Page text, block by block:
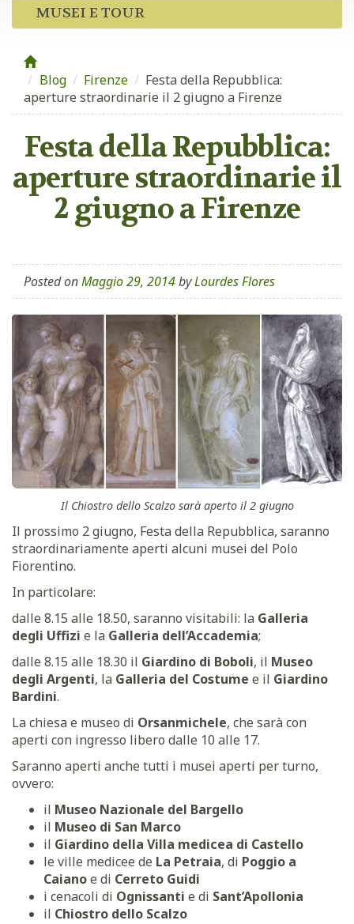
MUSEI E TOUR
Blog / Firenze / Festa della Repubblica:
aperture straordinarie il 2 giugno a Firenze
Festa della Repubblica:
aperture straordinarie il
2 giugno a Firenze
Posted onMaggio 29, 2014byLourdes Flores
Il Chiostro dello Scalzo sarà aperto il 2 giugno
Il prossimo 2 giugno, Festa della Repubblica, saranno
straordinariamente aperti alcuni musei del Polo
Fiorentino.
In particolare:
dalle 8.15 alle 18.50, saranno visitabili: la Galleria
degli Uffizi e la Galleria dell’Accademia;
dalle 8.15 alle 18.30 il Giardino di Boboli, il Museo
degli Argenti, la Galleria del Costume e il Giardino
Bardini.
La chiesa e museo di Orsanmichele, che sarà con
aperti con ingresso libero dalle 10 alle 17.
Saranno aperti anche tutti i musei aperti per turno,
ovvero:
il Museo Nazionale del Bargello
il Museo di San Marco
il Giardino della Villa medicea di Castello
le ville medicee de La Petraia, di Poggio a
Caianoe di Cerreto Guidi
i cenacoli di Ognissanti e di Sant’Apollonia
il Chiostro dello Scalzo